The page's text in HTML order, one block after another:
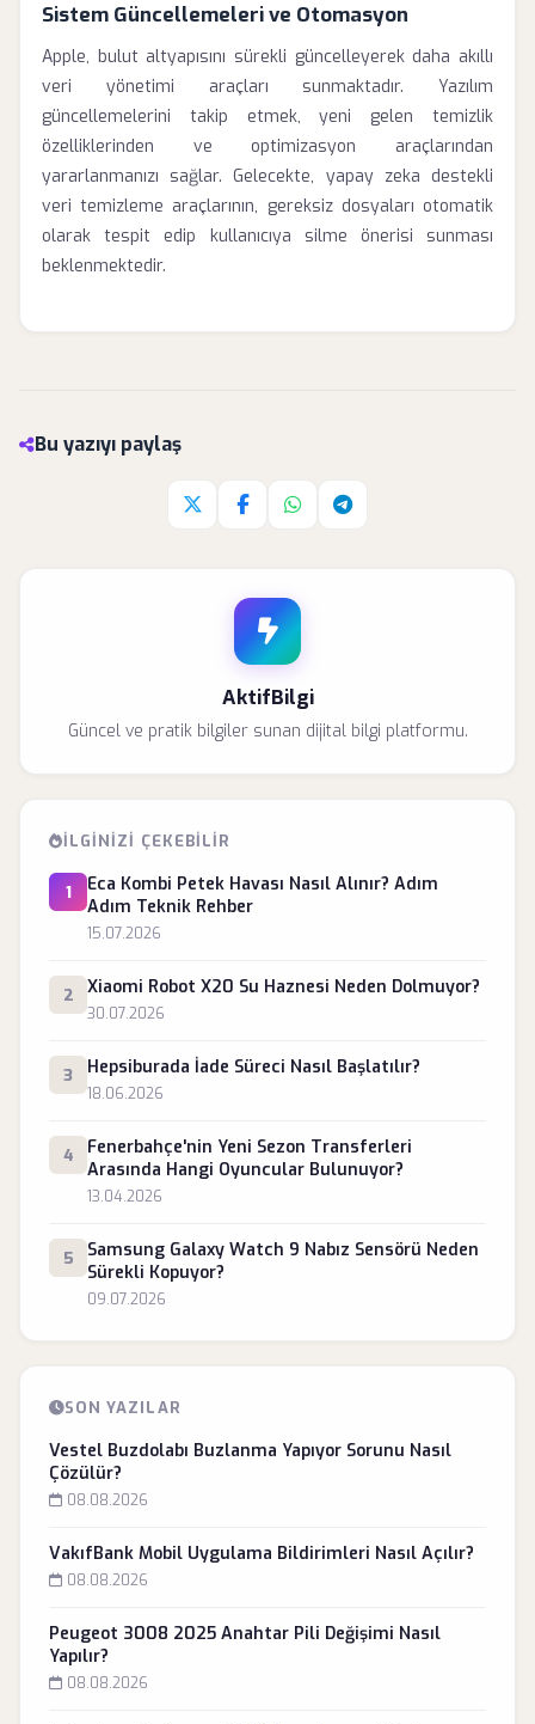
Sistem Güncellemeleri ve Otomasyon
Apple, bulut altyapısını sürekli güncelleyerek daha akıllı
veri yönetimi araçları sunmaktadır. Yazılım
güncellemelerini takip etmek, yeni gelen temizlik
özelliklerinden ve optimizasyon araçlarından
yararlanmanızı sağlar. Gelecekte, yapay zeka destekli
veri temizleme araçlarının, gereksiz dosyaları otomatik
olarak tespit edip kullanıcıya silme önerisi sunması
beklenmektedir.
Bu yazıyı paylaş
Twitter'da paylaş
Facebook'da paylaş
Whatsapp'da paylaş
Telegram'da paylaş
AktifBilgi
Güncel ve pratik bilgiler sunan dijital bilgi platformu.
İLGINIZI ÇEKEBILIR
1
Eca Kombi Petek Havası Nasıl Alınır? Adım
Adım Teknik Rehber
15.07.2026
2 Xiaomi Robot X20 Su Haznesi Neden Dolmuyor?
30.07.2026
3 Hepsiburada İade Süreci Nasıl Başlatılır?
18.06.2026
4
Fenerbahçe'nin Yeni Sezon Transferleri
Arasında Hangi Oyuncular Bulunuyor?
13.04.2026
5
Samsung Galaxy Watch 9 Nabız Sensörü Neden
Sürekli Kopuyor?
09.07.2026
SON YAZILAR
Vestel Buzdolabı Buzlanma Yapıyor Sorunu Nasıl
Çözülür?
08.08.2026
VakıfBank Mobil Uygulama Bildirimleri Nasıl Açılır?
08.08.2026
Peugeot 3008 2025 Anahtar Pili Değişimi Nasıl
Yapılır?
08.08.2026